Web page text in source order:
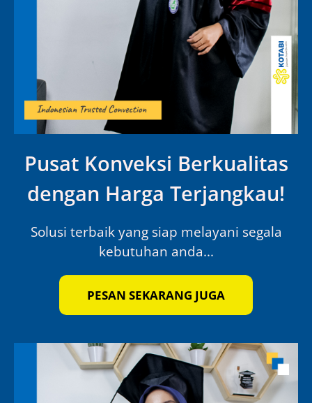
Pusat Konveksi Berkualitas
dengan Harga Terjangkau!
Solusi terbaik yang siap melayani segala
kebutuhan anda...
PESAN SEKARANG JUGA